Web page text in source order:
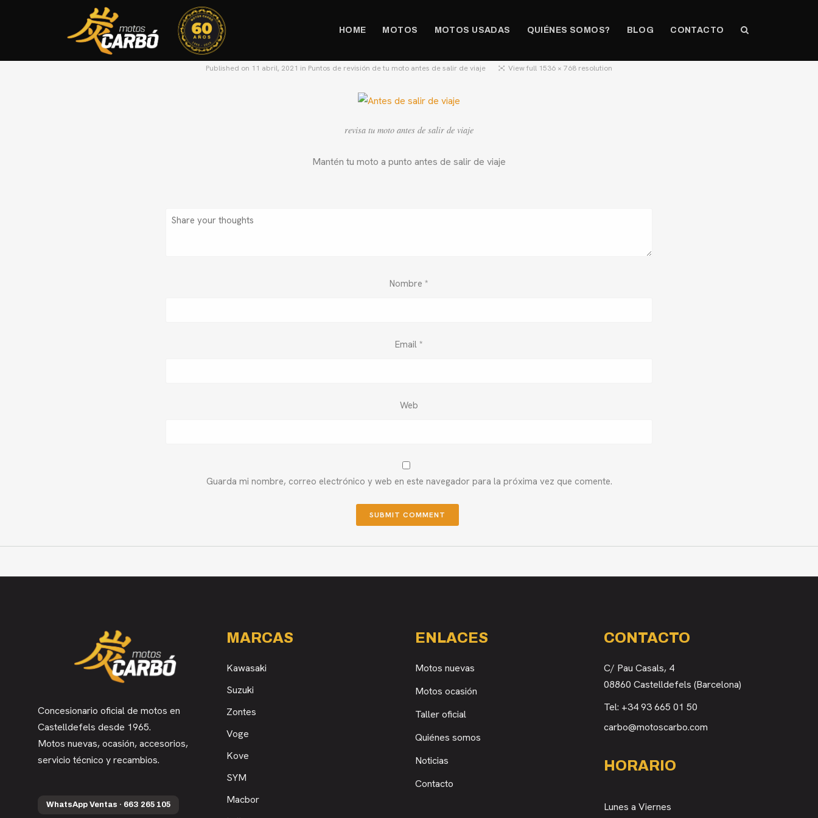
HOME MOTOS MOTOS USADAS QUIÉNES SOMOS? BLOG CONTACTO
Published on 11 abril, 2021 in Puntos de revisión de tu moto antes de salir de viaje View full 1536 × 768 resolution
revisa tu moto antes de salir de viaje
Mantén tu moto a punto antes de salir de viaje
Nombre *
Email *
Web
Guarda mi nombre, correo electrónico y web en este navegador para la próxima vez que comente.
Concesionario oficial de motos en
Castelldefels desde 1965.
Motos nuevas, ocasión, accesorios,
servicio técnico y recambios.
WhatsApp Ventas · 663 265 105
MARCAS
Kawasaki
Suzuki
Zontes
Voge
Kove
SYM
Macbor
ENLACES
Motos nuevas
Motos ocasión
Taller oficial
Quiénes somos
Noticias
Contacto
CONTACTO
C/ Pau Casals, 4
08860 Castelldefels (Barcelona)
Tel: +34 93 665 01 50
carbo@motoscarbo.com
HORARIO
Lunes a Viernes